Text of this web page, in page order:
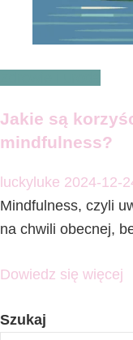
Jakie są
mindfulness?
luckyluke 2024-12-
Mindfulness, czyli
na chwili obecnej,
Dowiedz się więcej
Szukaj